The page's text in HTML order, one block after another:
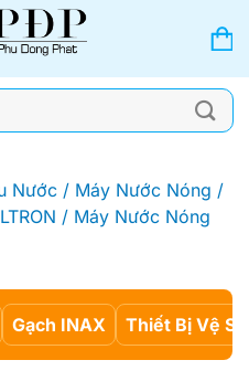
Nước / Máy Nước Nóng /
/ Máy Nước Nóng
Gạch INAX Thiết Bị Vệ